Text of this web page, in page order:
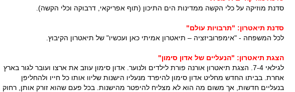
סדנת מוזיקה על כלי הקשה ממדינות הים התיכון (תוף אפריקאי, דרבוקה וכלי הקשה).
סדנת תיאטרון: "תרבויות עולם"
לכל המשפחה - "אימפרוביזציה – תיאטרון אמיתי כאן ועכשיו" של תיאטרון הקיבוץ.
הצגת תיאטרון: "הנעליים של אדון סימון"
לגילאי 7-4. הצגת תיאטרון אורנה פורת לילדים ולנוער. אדון סימון עוזב את ארצו ועובר לגור בארץ
אחרת. בביתו החדש מחליט אדון סימון להיפרד מנעליו הישנות שליוו אותו כל חייו ולהחליפן
בנעליים חדשות, אך משום מה הוא לא מצליח להיפטר מהישנות. בכל פעם שהוא זורק אותן, רחוק